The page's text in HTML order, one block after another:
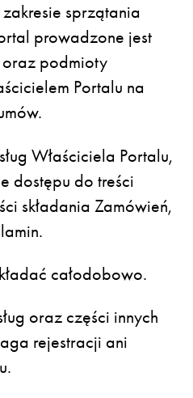
sprzątania
prowadzone jest
podmioty
Portalu na
Właściciela Portalu,
dostępu do treści
składania Zamówień,
całodobowo.
oraz części innych
rejestracji ani